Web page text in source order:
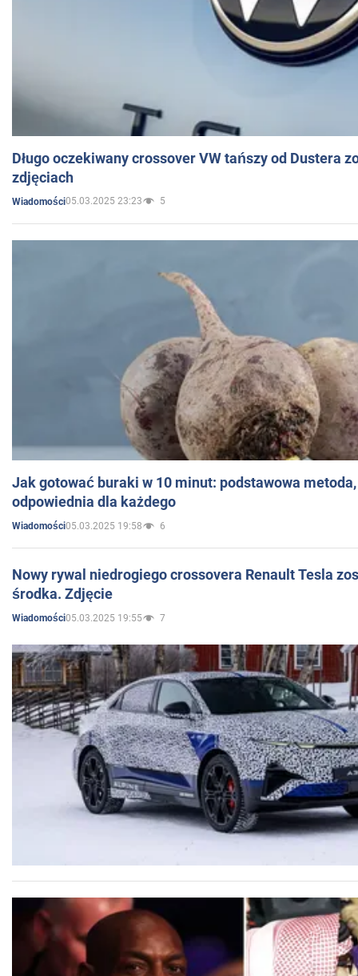
Długo oczekiwany crossover VW tańszy od Dustera
zdjęciach
Wiadomości05.03.2025 23:23 5
Jak gotować buraki w 10 minut: podstawowa
odpowiednia dla każdego
Wiadomości05.03.2025 19:58 6
Nowy rywal niedrogiego crossovera Renault Tesla
środka. Zdjęcie
Wiadomości05.03.2025 19:55 7